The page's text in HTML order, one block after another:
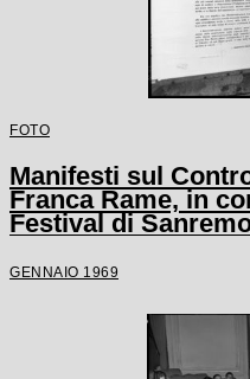
FOTO
Manifesti sul
Franca Rame, in
Festival di
GENNAIO 1969